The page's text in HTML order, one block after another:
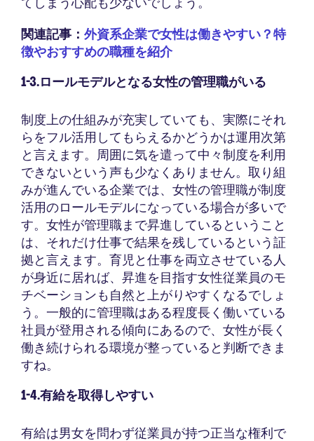
関連記事： 外資系企業で女性は働きやすい？特
徴やおすすめの職種を紹介
1-3.ロールモデルとなる女性の管理職がいる
制度上の仕組みが充実していても、実際にそれ
らをフル活用してもらえるかどうかは運用次第
と言えます。周囲に気を遣って中々制度を利用
できないという声も少なくありません。取り組
みが進んでいる企業では、女性の管理職が制度
活用のロールモデルになっている場合が多いで
す。女性が管理職まで昇進しているということ
は、それだけ仕事で結果を残しているという証
拠と言えます。育児と仕事を両立させている人
が身近に居れば、昇進を目指す女性従業員のモ
チベーションも自然と上がりやすくなるでしょ
う。一般的に管理職はある程度長く働いている
社員が登用される傾向にあるので、女性が長く
働き続けられる環境が整っていると判断できま
すね。
1-4.有給を取得しやすい
有給は男女を問わず従業員が持つ正当な権利で